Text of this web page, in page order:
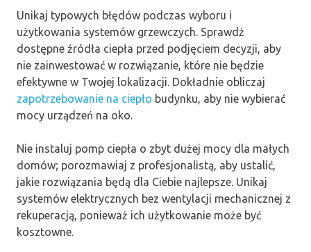
Unikaj typowych błędów podczas wyboru i
użytkowania systemów grzewczych. Sprawdź
dostępne źródła ciepła przed podjęciem decyzji, aby
nie zainwestować w rozwiązanie, które nie będzie
efektywne w Twojej lokalizacji. Dokładnie obliczaj
zapotrzebowanie na ciepło budynku, aby nie wybierać
mocy urządzeń na oko.
Nie instaluj pomp ciepła o zbyt dużej mocy dla małych
domów; porozmawiaj z profesjonalistą, aby ustalić,
jakie rozwiązania będą dla Ciebie najlepsze. Unikaj
systemów elektrycznych bez wentylacji mechanicznej z
rekuperacją, ponieważ ich użytkowanie może być
kosztowne.